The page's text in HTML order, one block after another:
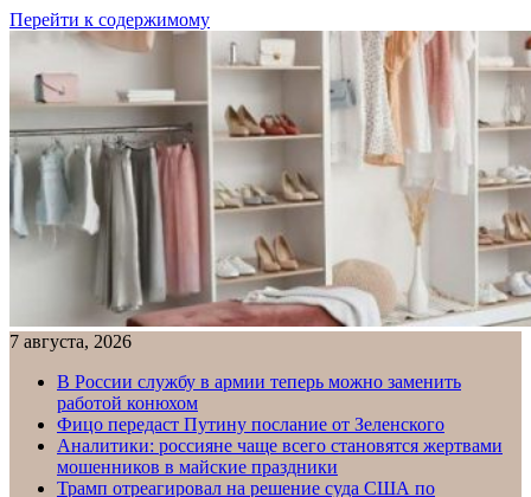
Перейти к содержимому
7 августа, 2026
В России службу в армии теперь можно заменить
работой конюхом
Фицо передаст Путину послание от Зеленского
Аналитики: россияне чаще всего становятся жертвами
мошенников в майские праздники
Трамп отреагировал на решение суда США по